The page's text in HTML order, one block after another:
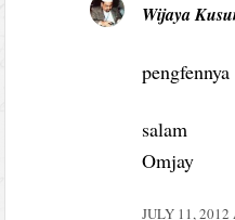
Wijaya
salam
Omjay
JULY 11, 2012